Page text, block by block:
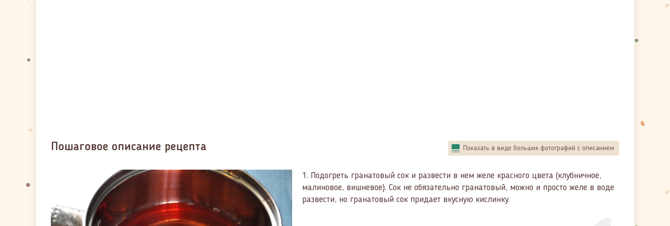
Пошаговое описание рецепта Показать в виде больших фотографий с описанием
1. Подогреть гранатовый сок и развести в нем желе красного цвета (клубничное,
малиновое, вишневое). Сок не обязательно гранатовый, можно и просто желе в воде
развести, но гранатовый сок придает вкусную кислинку.